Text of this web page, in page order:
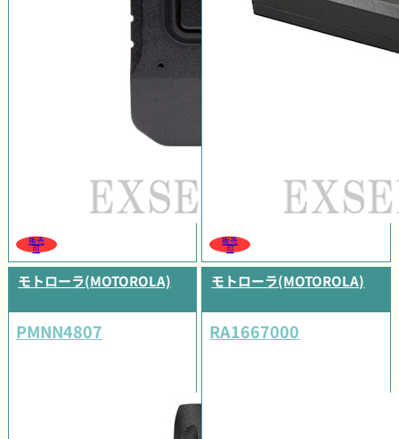
販売
可
販売
可
モトローラ(MOTOROLA)
PMNN4807
モトローラ(MOTOROLA)
RA1667000